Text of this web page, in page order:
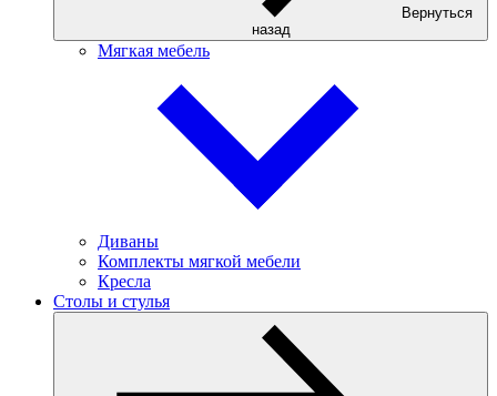
Вернуться
назад
Мягкая мебель
Диваны
Комплекты мягкой мебели
Кресла
Столы и стулья